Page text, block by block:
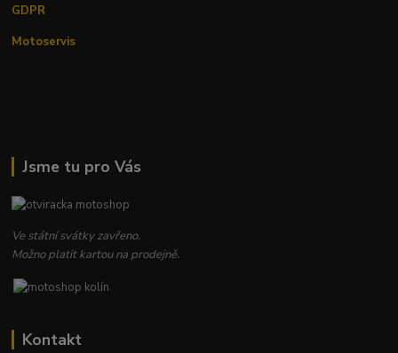
GDPR
Motoservis
Jsme tu pro Vás
Ve státní svátky zavřeno.
Možno platit kartou na prodejně.
Kontakt